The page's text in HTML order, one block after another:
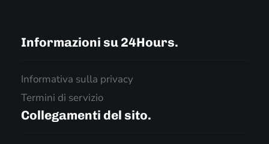
Informazioni su 24Hours.
Informativa sulla privacy
Termini di servizio
Collegamenti del sito.